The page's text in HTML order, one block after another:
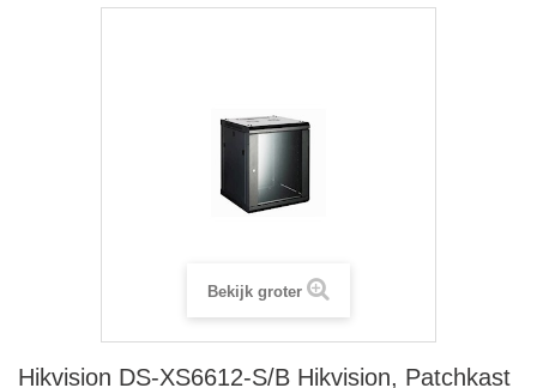
Bekijk groter
Hikvision DS-XS6612-S/B Hikvision, Patchkast